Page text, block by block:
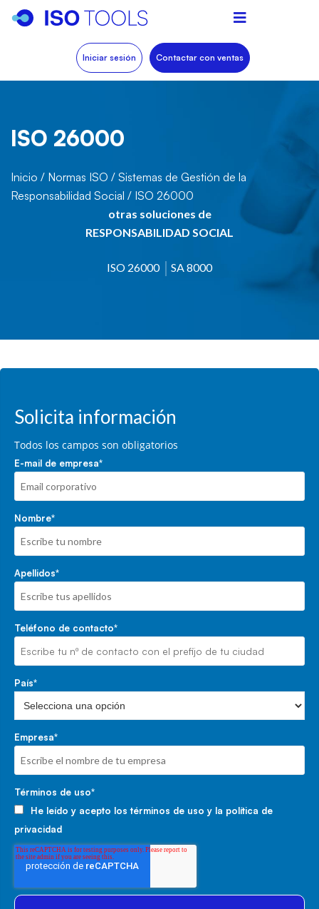
Iniciar sesión Contactar con ventas
ISO 26000
Inicio / Normas ISO / Sistemas de Gestión de la
Responsabilidad Social / ISO 26000
otras soluciones de
RESPONSABILIDAD SOCIAL
ISO 26000 SA 8000
Solicita información
Todos los campos son obligatorios
E-mail de empresa*
Nombre*
Apellidos*
Teléfono de contacto*
País*
Empresa*
Términos de uso*
He leído y acepto lostérminos de uso y la política de
privacidad